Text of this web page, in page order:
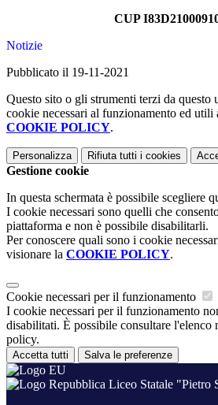
CUP
Notizie
Pubblicato il 19-11-2021
Questo sito o gli strumenti terzi da
cookie necessari al funzionamento ed
COOKIE POLICY.
Personalizza Rifiuta tutti i cookies
Gestione cookie
In questa schermata è possibile scegliere
I cookie necessari sono quelli che
piattaforma e non è possibile disabilitarli.
Per conoscere quali sono i cookie
visionare la COOKIE POLICY.
Cookie necessari per il funzionamento
I cookie necessari per il funzionamento
disabilitati. È possibile consultare l'elenco
policy.
Accetta tutti Salva le preferenze
Liceo Statale "Pietro